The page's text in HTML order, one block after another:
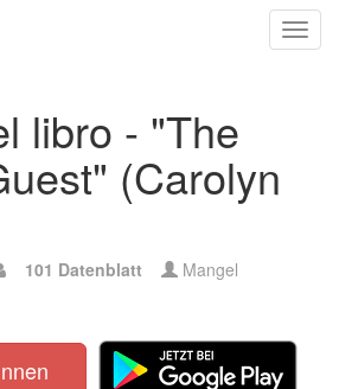
libro - "The
(Carolyn
101 Datenblatt Mangel